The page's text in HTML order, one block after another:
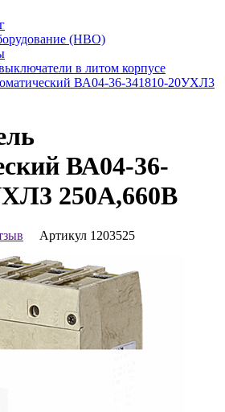
(НВО)
в литом корпусе
ВА04-36-341810-20УХЛ3
ВА04-36-
250А,660В
Артикул 1203525